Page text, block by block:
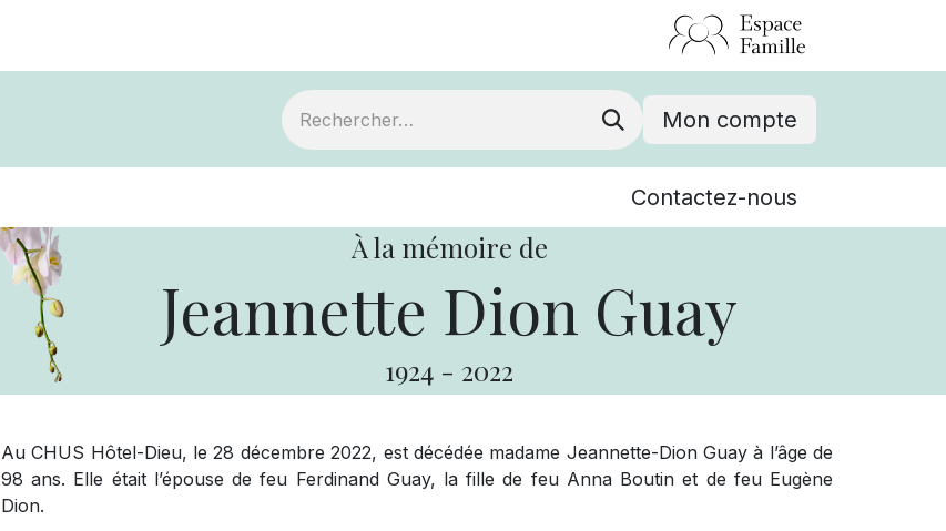
Mon compte
Événements
Contactez-nous
À la mémoire de
Jeannette Dion Guay
1924 - 2022
Au CHUS Hôtel-Dieu, le 28 décembre 2022, est décédée madame Jeannette-Dion Guay à l’âge de
98 ans. Elle était l’épouse de feu Ferdinand Guay, la fille de feu Anna Boutin et de feu Eugène
Dion.